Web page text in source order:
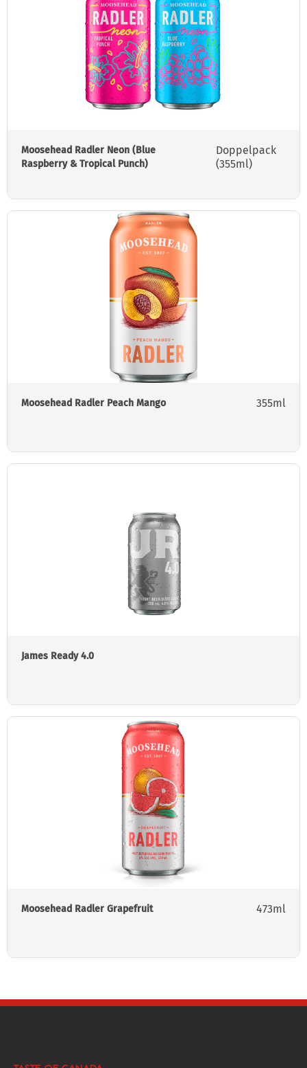
Moosehead Radler Neon (Blue
Raspberry & Tropical Punch)
Doppelpack
(355ml)
Moosehead Radler Peach Mango 355ml
James Ready 4.0
Moosehead Radler Grapefruit 473ml